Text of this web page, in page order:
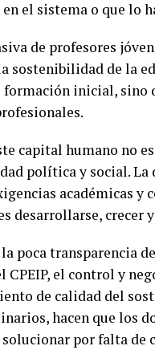
en el sistema o que lo
de profesores
sostenibilidad de la
inicial, sino
capital humano no
política y social. La
académicas
desarrollarse, crecer
poca transparencia
CPEIP, el control y
de calidad del
hacen que los
por falta de